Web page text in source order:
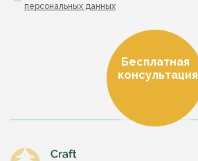
персональных данных
Бесплатная
консультация